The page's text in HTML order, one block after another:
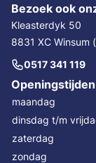
Bezoek ook
Kleasterdyk 50
8831 XC Winsum
0517 341 119
Openingstijden
maandag
dinsdag t/m
zaterdag
zondag